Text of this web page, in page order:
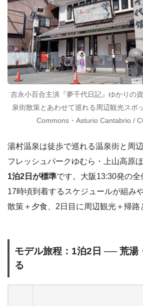
吉永小百合主演『夢千代日記』ゆかりの
泉街散策とあわせて巡れる周辺観光スポ
Commons・Asturio Cantabrio /
湯村温泉は徒歩で巡れる温泉街と周
フレッシュパークゆむら・上山高原
1泊2日が標準です。大阪13:30発の
17時頃到着するスケジュールが組み
散策＋夕食、2日目に周辺観光＋帰路
モデル旅程：1泊2日 ── 荒湯
る